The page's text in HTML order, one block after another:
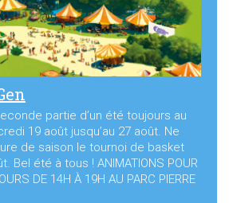
partie d’un été toujours au
19 août jusqu’au 27 août. Ne
de saison le tournoi de basket
Bel été à tous ! ANIMATIONS POUR
DE 14H À 19H AU PARC PIERRE